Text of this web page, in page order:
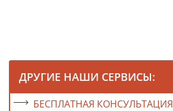
ДРУГИЕ НАШИ СЕРВИСЫ:
БЕСПЛАТНАЯ КОНСУЛЬТАЦИЯ